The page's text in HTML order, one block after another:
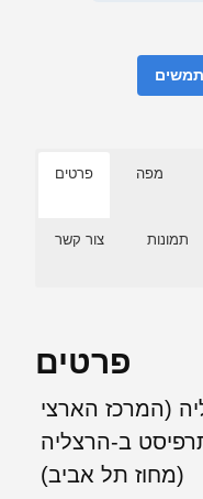
פרטים מפה
צור קשר תמונות
פרטים
(המרכז הארצי
ב-הרצליה
(מחוז תל אביב)